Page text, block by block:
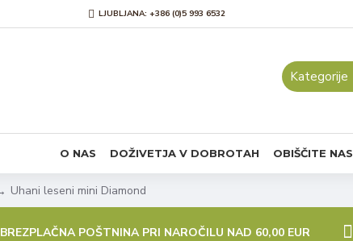
LJUBLJANA: +386 (0)5 993 6532
Kategorije
O NAS DOŽIVETJA V DOBROTAH OBIŠČITE NAS
Uhani leseni mini Diamond
BREZPLAČNA POŠTNINA PRI NAROČILU NAD 60,00 EUR